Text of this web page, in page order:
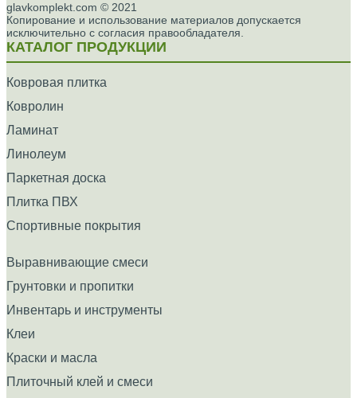
glavkomplekt.com © 2021
Копирование и использование материалов допускается
исключительно с согласия правообладателя.
КАТАЛОГ ПРОДУКЦИИ
Ковровая плитка
Ковролин
Ламинат
Линолеум
Паркетная доска
Плитка ПВХ
Спортивные покрытия
Выравнивающие смеси
Грунтовки и пропитки
Инвентарь и инструменты
Клеи
Краски и масла
Плиточный клей и смеси